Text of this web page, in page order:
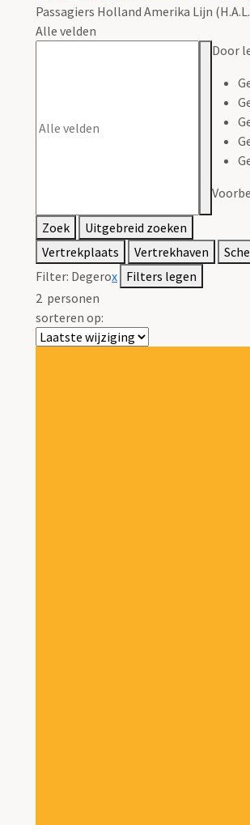
Passagiers Holland Amerika Lijn
Alle velden
Door
Zoek
Uitgebreid zoeken
Vertrekplaats
Vertrekhaven
Filter: Degerox Filters legen
2 personen
sorteren op: